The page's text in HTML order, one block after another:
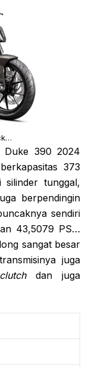
Duke 390 2024
373
tunggal,
berpendingin
sendiri
43,5079 PS…
sangat besar
juga
dan juga